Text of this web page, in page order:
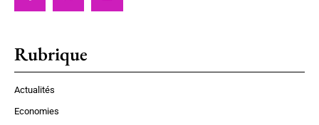
Rubrique
Actualités
Economies